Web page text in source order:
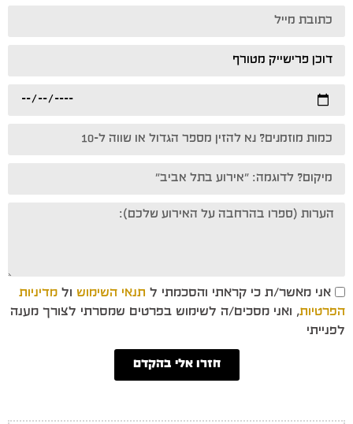
אני מאשר/ת כי קראתי והסכמתי ל תנאי השימוש ול מדיניות
הפרטיות, ואני מסכים/ה לשימוש בפרטים שמסרתי לצורך מענה
לפנייתי
חזרו אלי בהקדם